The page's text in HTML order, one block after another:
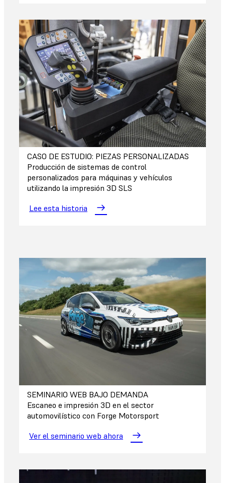
CASO DE ESTUDIO: PIEZAS PERSONALIZADAS
Producción de sistemas de control
personalizados para máquinas y vehículos
utilizando la impresión 3D SLS
Lee esta historia
SEMINARIO WEB BAJO DEMANDA
Escaneo e impresión 3D en el sector
automovilístico con Forge Motorsport
Ver el seminario web ahora